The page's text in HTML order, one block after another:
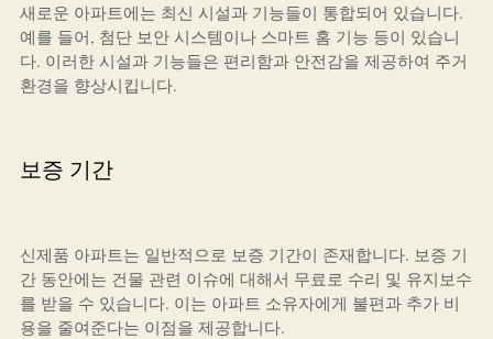
새로운 아파트에는 최신 시설과 기능들이 통합되어 있습니다.
예를 들어, 첨단 보안 시스템이나 스마트 홈 기능 등이 있습니
다. 이러한 시설과 기능들은 편리함과 안전감을 제공하여 주거
환경을 향상시킵니다.
보증 기간
신제품 아파트는 일반적으로 보증 기간이 존재합니다. 보증 기
간 동안에는 건물 관련 이슈에 대해서 무료로 수리 및 유지보수
를 받을 수 있습니다. 이는 아파트 소유자에게 불편과 추가 비
용을 줄여준다는 이점을 제공합니다.